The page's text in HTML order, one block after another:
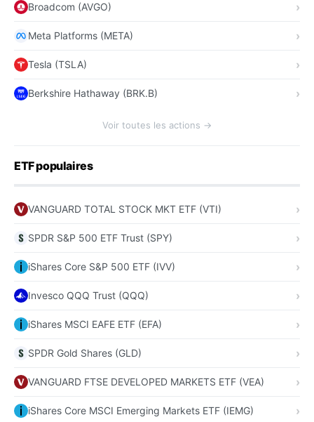
Broadcom (AVGO)
Meta Platforms (META)
Tesla (TSLA)
Berkshire Hathaway (BRK.B)
Voir toutes les actions →
ETF populaires
VANGUARD TOTAL STOCK MKT ETF (VTI)
SPDR S&P 500 ETF Trust (SPY)
iShares Core S&P 500 ETF (IVV)
Invesco QQQ Trust (QQQ)
iShares MSCI EAFE ETF (EFA)
SPDR Gold Shares (GLD)
VANGUARD FTSE DEVELOPED MARKETS ETF (VEA)
iShares Core MSCI Emerging Markets ETF (IEMG)